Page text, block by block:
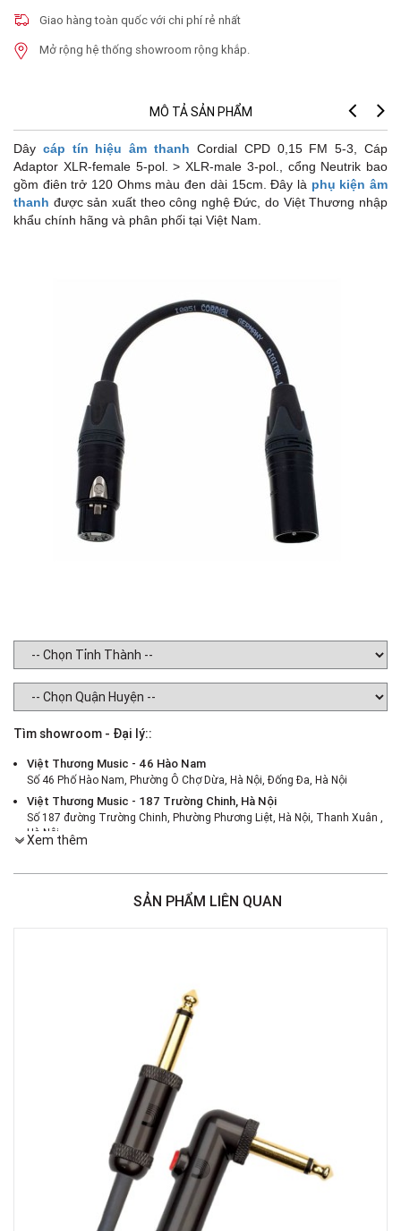
Giao hàng toàn quốc với chi phí rẻ nhất
Mở rộng hệ thống showroom rộng khắp.
MÔ TẢ SẢN PHẨM
Dây cáp tín hiệu âm thanh Cordial CPD 0,15 FM 5-3, Cáp
Adaptor XLR-female 5-pol. > XLR-male 3-pol., cổng Neutrik bao
gồm điên trở 120 Ohms màu đen dài 15cm. Đây là phụ kiện âm
thanh được sản xuất theo công nghệ Đức, do Việt Thương nhập
khẩu chính hãng và phân phối tại Việt Nam.
Tìm showroom - Đại lý::
Việt Thương Music - 46 Hào Nam
Số 46 Phố Hào Nam, Phường Ô Chợ Dừa, Hà Nội, Đống Đa, Hà Nội
Việt Thương Music - 187 Trường Chinh, Hà Nội
Số 187 đường Trường Chinh, Phường Phương Liệt, Hà Nội, Thanh Xuân ,
Hà Nội
386 Cách Mạng Tháng Tám, Phường Nhiêu Lộc, TPHCM, Quận 3, Hồ Chí
Việt Thương Music - 369 Điện Biên Phủ
6F-01 Tầng 6 Trung Tâm Thương Mại Crescent Mall, 101 Tôn Dật Tiên,
Phường Tân Mỹ, TPHCM, Quận 7, Hồ Chí Minh
Việt Thương Music - 49E Phan Đăng Lưu
49E Phan Đăng Lưu, Phường Bình Thạnh, TPHCM, Quận Bình Thạnh, Hồ
Việt Thương Music - Phường Gò Vấp
11 Đường số 3, Khu dân cư Cityland Park Hill, Phường Gò Vấp, TPHCM,
Quận Gò Vấp, Hồ Chí Minh
Việt Thương Music - 442 Lũy Bán Bích
442 Lũy Bán Bích, Phường Tân Phú, TPHCM, Quận Tân Phú, Hồ Chí Minh
Việt Thương Music - 12 Quốc Hương
Tầng G, Tòa nhà Thảo Điền Pearl, 12 Quốc Hương, Phường An Khánh,
TPHCM, Quận 2, Hồ Chí Minh
Xem thêm
SẢN PHẨM LIÊN QUAN